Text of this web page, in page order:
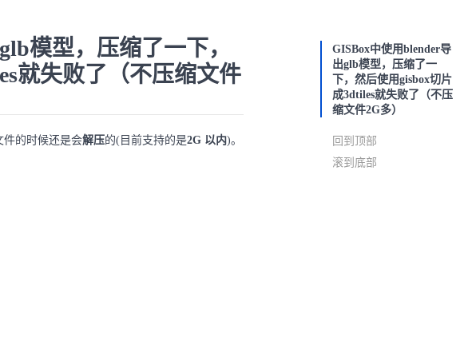
模型，压缩了一下，
就失败了（不压缩文件
件的时候还是会解压的(目前支持的是2G 以内)。
GISBox中使用blender导
出glb模型，压缩了一
下，然后使用gisbox切片
成3dtiles就失败了（不压
缩文件2G多）
回到顶部
滚到底部